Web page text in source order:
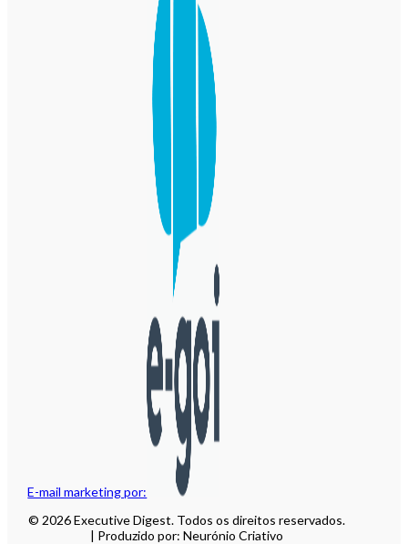
E-mail marketing por:
© 2026 Executive Digest. Todos os direitos reservados.
| Produzido por: Neurónio Criativo